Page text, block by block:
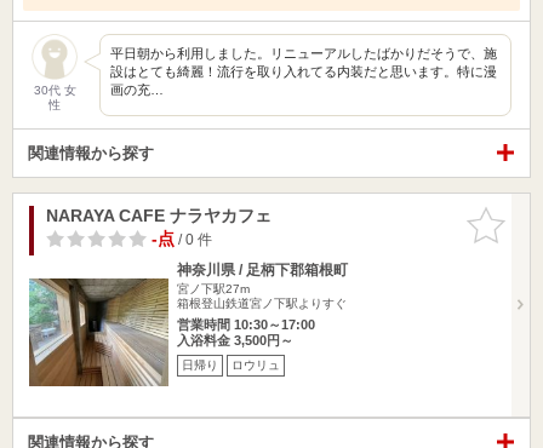
30代 女
性
平日朝から利用しました。リニューアルしたばかりだそうで、施
設はとても綺麗！流行を取り入れてる内装だと思います。特に漫
画の充…
関連情報から探す
お気に入
りに追加
NARAYA CAFE ナラヤカフェ
-点/ 0 件
神奈川県 / 足柄下郡箱根町
宮ノ下駅27m
箱根登山鉄道宮ノ下駅よりすぐ
営業時間 10:30～17:00
入浴料金 3,500円～
日帰り ロウリュ
関連情報から探す